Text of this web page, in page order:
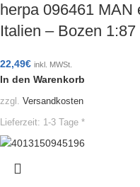
herpa 096461 MAN
Italien – Bozen
22,49€ inkl. MWSt.
In den Warenkorb
zzgl. Versandkosten
Lieferzeit: 1-3 Tage *